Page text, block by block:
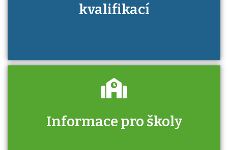
kvalifikací
Informace pro školy
Zjistěte, jak se přihlásit ke zkoušce a kde